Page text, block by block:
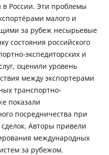
в России. Эти проблемы
малого и
за рубеж несырьевые
состояния российского
экспедиторских и
оценили уровень
между экспортерами
транспортно-
показали
посредничества при
Авторы привели
международных
за рубежом.